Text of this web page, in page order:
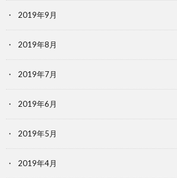
2019年9月
2019年8月
2019年7月
2019年6月
2019年5月
2019年4月